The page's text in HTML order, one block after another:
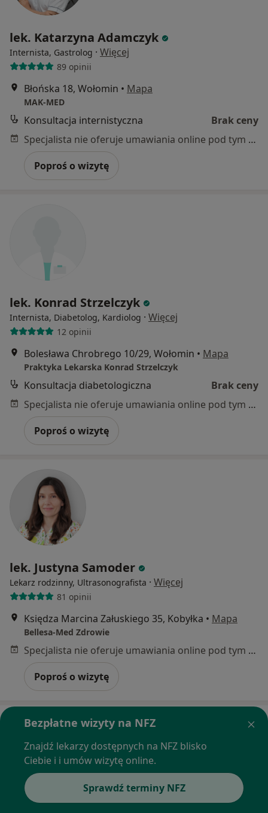
lek. Katarzyna Adamczyk
Internista, Gastrolog · Więcej
89 opinii
Błońska 18, Wołomin • Mapa
MAK-MED
Konsultacja internistyczna
Brak ceny
Specjalista nie oferuje umawiania online pod tym adresem.
Poproś o wizytę
lek. Konrad Strzelczyk
Internista, Diabetolog, Kardiolog · Więcej
12 opinii
Bolesława Chrobrego 10/29, Wołomin • Mapa
Praktyka Lekarska Konrad Strzelczyk
Konsultacja diabetologiczna
Brak ceny
Specjalista nie oferuje umawiania online pod tym adresem.
Poproś o wizytę
lek. Justyna Samoder
Lekarz rodzinny, Ultrasonografista · Więcej
81 opinii
Księdza Marcina Załuskiego 35, Kobyłka • Mapa
Bellesa-Med Zdrowie
Specjalista nie oferuje umawiania online pod tym adresem.
Poproś o wizytę
Bezpłatne wizyty na NFZ
Znajdź lekarzy dostępnych na NFZ blisko
Ciebie i i umów wizytę online.
Sprawdź terminy NFZ